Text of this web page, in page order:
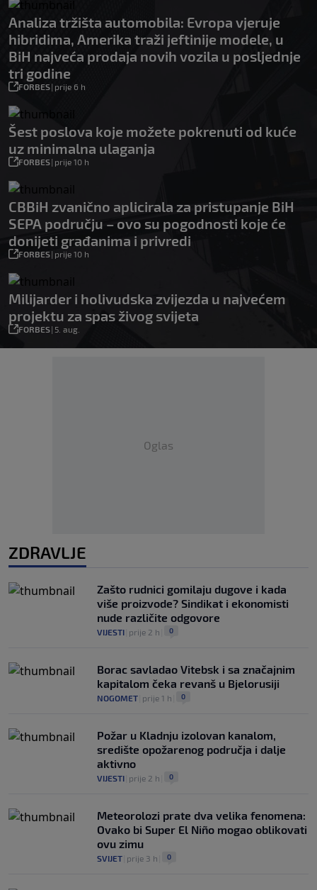
Analiza tržišta automobila: Evropa vjeruje
hibridima, Amerika traži jeftinije modele, u
BiH najveća prodaja novih vozila u posljednje
tri godine
FORBES| prije 6 h
Šest poslova koje možete pokrenuti od kuće
uz minimalna ulaganja
FORBES| prije 10 h
CBBiH zvanično aplicirala za pristupanje BiH
SEPA području – ovo su pogodnosti koje će
donijeti građanima i privredi
FORBES| prije 10 h
Milijarder i holivudska zvijezda u najvećem
projektu za spas živog svijeta
FORBES| 5. aug.
Oglas
ZDRAVLJE
Zašto rudnici gomilaju dugove i kada
više proizvode? Sindikat i ekonomisti
nude različite odgovore
VIJESTI prije 2 h 0
Borac savladao Vitebsk i sa značajnim
kapitalom čeka revanš u Bjelorusiji
NOGOMET prije 1 h 0
Požar u Kladnju izolovan kanalom,
središte opožarenog područja i dalje
aktivno
VIJESTI prije 2 h 0
Meteorolozi prate dva velika fenomena:
Ovako bi Super El Niño mogao oblikovati
ovu zimu
SVIJET prije 3 h 0